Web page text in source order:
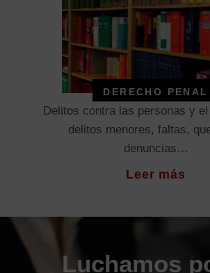
DERECHO PENAL
Delitos contra las personas y
delitos menores, faltas,
denuncias…
Leer más
Luchamos